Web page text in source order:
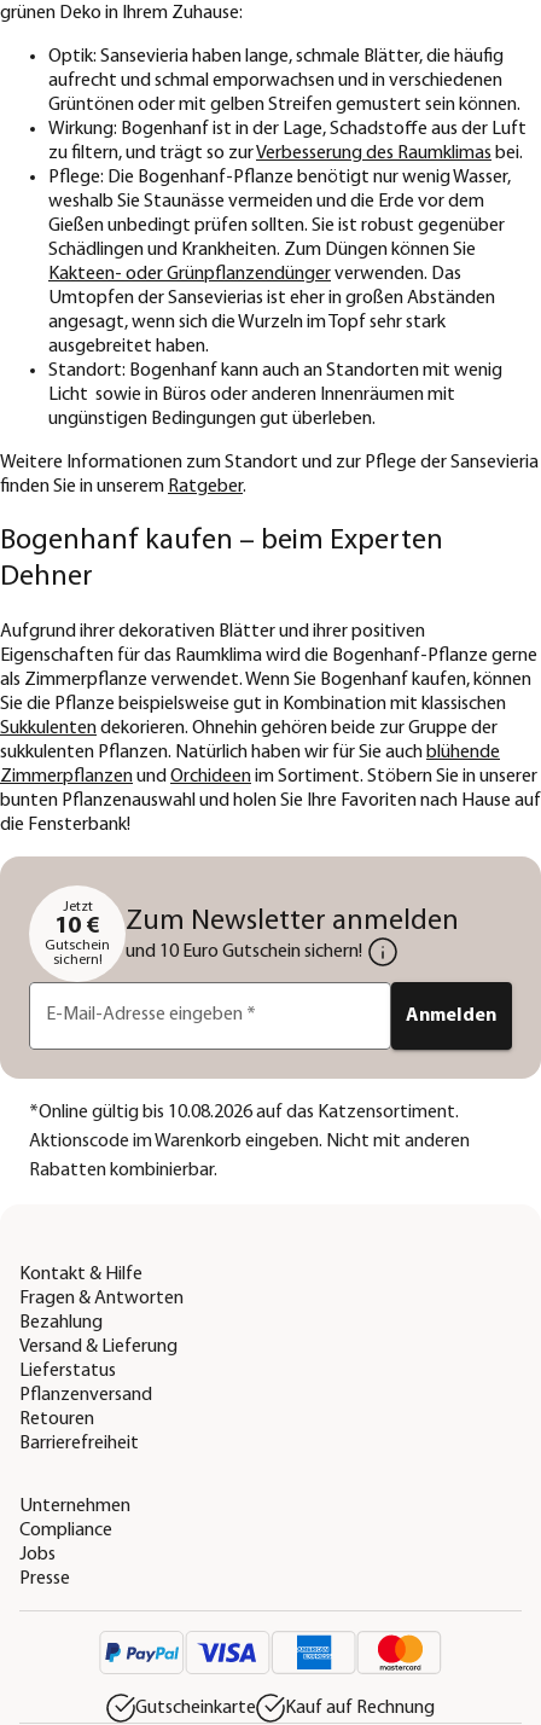
grünen Deko in Ihrem Zuhause:
Optik: Sansevieria haben lange, schmale Blätter, die häufig
aufrecht und schmal emporwachsen und in verschiedenen
Grüntönen oder mit gelben Streifen gemustert sein können.
Wirkung: Bogenhanf ist in der Lage, Schadstoffe aus der Luft
zu filtern, und trägt so zurVerbesserung des Raumklimas bei.
Pflege: Die Bogenhanf-Pflanze benötigt nur wenig Wasser,
weshalb Sie Staunässe vermeiden und die Erde vor dem
Gießen unbedingt prüfen sollten. Sie ist robust gegenüber
Schädlingen und Krankheiten. Zum Düngen können Sie
Kakteen- oder Grünpflanzendüngerverwenden. Das
Umtopfen der Sansevierias ist eher in großen Abständen
angesagt, wenn sich die Wurzeln im Topf sehr stark
ausgebreitet haben.
Standort: Bogenhanf kann auch an Standorten mit wenig
Licht sowie in Büros oder anderen Innenräumen mit
ungünstigen Bedingungen gut überleben.
Weitere Informationen zum Standort und zur Pflege der Sansevieria
finden Sie in unserem Ratgeber.
Bogenhanf kaufen – beim Experten
Dehner
Aufgrund ihrer dekorativen Blätter und ihrer positiven
Eigenschaften für das Raumklima wird die Bogenhanf-Pflanze gerne
als Zimmerpflanze verwendet. Wenn Sie Bogenhanf kaufen, können
Sie die Pflanze beispielsweise gut in Kombination mit klassischen
Sukkulentendekorieren. Ohnehin gehören beide zur Gruppe der
sukkulenten Pflanzen. Natürlich haben wir für Sie auch blühende
Zimmerpflanzenund Orchideenim Sortiment. Stöbern Sie in unserer
bunten Pflanzenauswahl und holen Sie Ihre Favoriten nach Hause auf
die Fensterbank!
Jetzt
10 €
Gutschein
sichern!
Zum Newsletter anmelden
und 10 Euro Gutschein sichern!
E-Mail-Adresse eingeben * Anmelden
*Online gültig bis 10.08.2026 auf das Katzensortiment.
Aktionscode im Warenkorb eingeben. Nicht mit anderen
Rabatten kombinierbar.
Kontakt & Hilfe
Fragen & Antworten
Bezahlung
Versand & Lieferung
Lieferstatus
Pflanzenversand
Retouren
Barrierefreiheit
Unternehmen
Compliance
Jobs
Presse
Gutscheinkarte Kauf auf Rechnung